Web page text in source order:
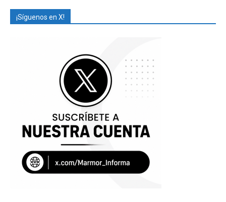
¡Síguenos en X!